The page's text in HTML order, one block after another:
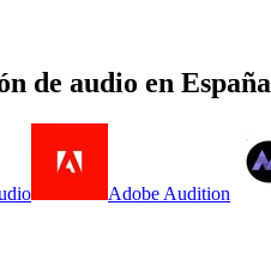
de audio en España
Adobe Audition